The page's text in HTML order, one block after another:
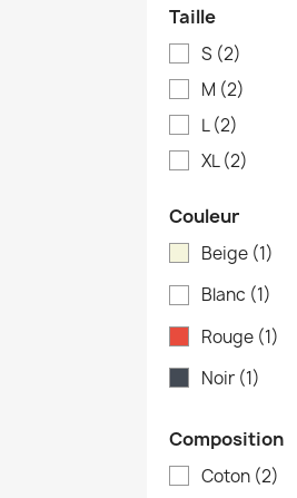
Taille
S (2)
M (2)
L(2)
XL(2)
Couleur
Beige (1)
Blanc (1)
Rouge (1)
Noir (1)
Composition
Coton (2)